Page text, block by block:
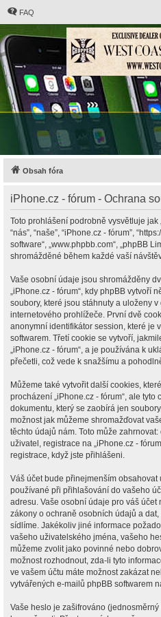
FAQ
Obsah fóra
iPhone.cz - fórum - Ochrana
Toto prohlášení podrobně vysvětluje jak
“nás”, “naše”, “iPhone.cz - fórum”,
software“, „www.phpbb.com“, „phpBB
shromážděné během každé vaší
Vaše osobní údaje jsou shromážděny
„iPhone.cz - fórum“, kdy phpBB vytvoří
soubory, které jsou stáhnuty a uloženy
internetového prohlížeče. První dvě
anonymní identifikátor session, které je
softwarem. Třetí cookie se vytvoří,
„iPhone.cz - fórum“, a je používána k
přečetli, což vede k snažšímu a
Můžeme také vytvořit další cookies,
procházení „iPhone.cz - fórum“, ale
dokumentu, který se zaobírá jen
možnost jak můžeme shromažďovat
těchto údajů nám. Toto může
uživatel, registrace na „iPhone.cz -
registrace, když jste přihlášeni.
Váš účet bude přinejmenším
používané při přihlašování do vašeho
adresu. Vaše osobní údaje pro váš účet
zákony o ochraně osobních údajů a
sídlíme. Jakékoliv jiné informace
vašeho uživatelského jména, vašeho
můžeme zvolit jako povinné nebo
možnost rozhodnout, zda-li tyto
ve vašem účtu máte možnost zakázat
vytvářených e-mailů phpBB softwarem
Vaše heslo je zašifrováno